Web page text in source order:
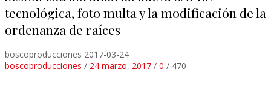
tecnológica, foto multa y la modificación de la
ordenanza de raíces
boscoproducciones 2017-03-24
boscoproducciones / 24 marzo, 2017 / 0 / 470